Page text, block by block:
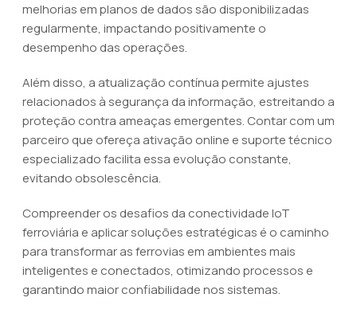
melhorias em planos de dados são disponibilizadas
regularmente, impactando positivamente o
desempenho das operações.
Além disso, a atualização contínua permite ajustes
relacionados à segurança da informação, estreitando a
proteção contra ameaças emergentes. Contar com um
parceiro que ofereça ativação online e suporte técnico
especializado facilita essa evolução constante,
evitando obsolescência.
Compreender os desafios da conectividade IoT
ferroviária e aplicar soluções estratégicas é o caminho
para transformar as ferrovias em ambientes mais
inteligentes e conectados, otimizando processos e
garantindo maior confiabilidade nos sistemas.